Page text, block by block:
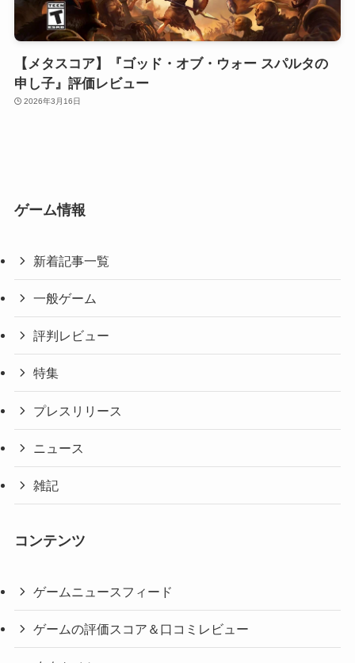
【メタスコア】『ゴッド・オブ・ウォー スパルタの
申し子』評価レビュー
2026年3月16日
ゲーム情報
新着記事一覧
一般ゲーム
評判レビュー
特集
プレスリリース
ニュース
雑記
コンテンツ
ゲームニュースフィード
ゲームの評価スコア＆口コミレビュー